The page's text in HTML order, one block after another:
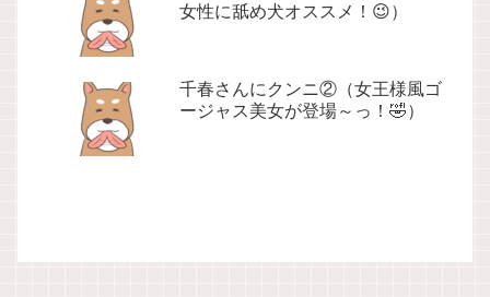
女性に舐め犬オススメ！😉）
千春さんにクンニ②（女王様風ゴ
ージャス美女が登場～っ！🤣）